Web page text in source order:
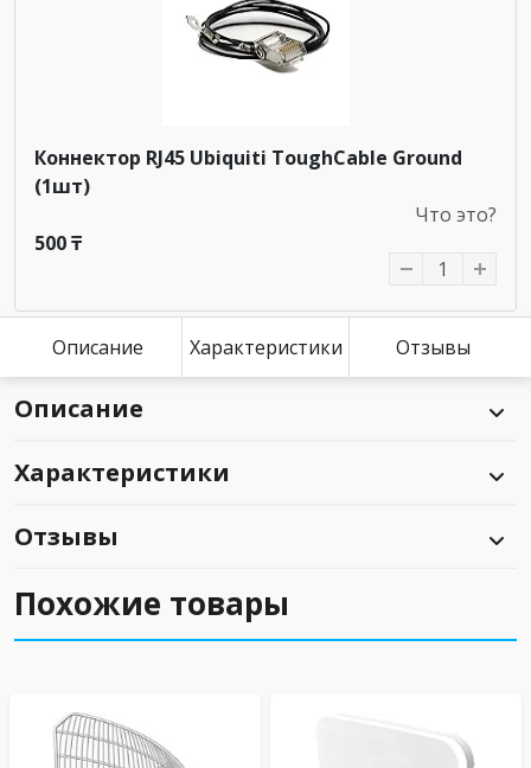
Коннектор RJ45 Ubiquiti ToughCable Ground
(1шт)
Что это?
500 ₸
Описание Характеристики Отзывы
Описание
Характеристики
Отзывы
Похожие товары